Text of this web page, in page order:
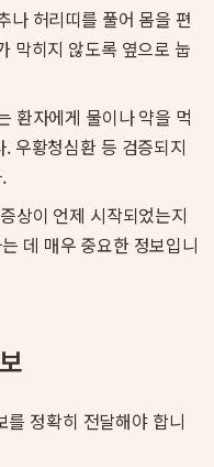
나 허리띠를 풀어 몸을 편
막히지 않도록 옆으로 눕
환자에게 물이나 약을 먹
우황청심환 등 검증되지
상이 언제 시작되었는지
데 매우 중요한 정보입니
정확히 전달해야 합니